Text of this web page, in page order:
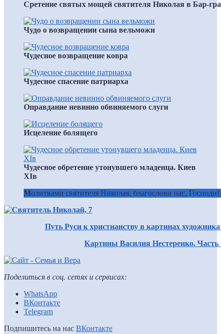
Сретение святых мощей святителя Николая в Бар-
Чудо о возвращении сына вельможи
Чудесное возвращение ковра
Чудесное спасение патриарха
Оправдание невинно обвиняемого слуги
Исцеление болящего
Чудесное обретение утонувшего младенца. Киев
ХIв
Молитвами святителя Николая, благослови нас, Господи!
Путь Руси к христианству в картинах
Картины Василия Нестеренко. Часть
Поделиться в соц. сетях и сервисах:
WhatsApp
ВКонтакте
Telegram
Подпишитесь на нас ВКонтакте